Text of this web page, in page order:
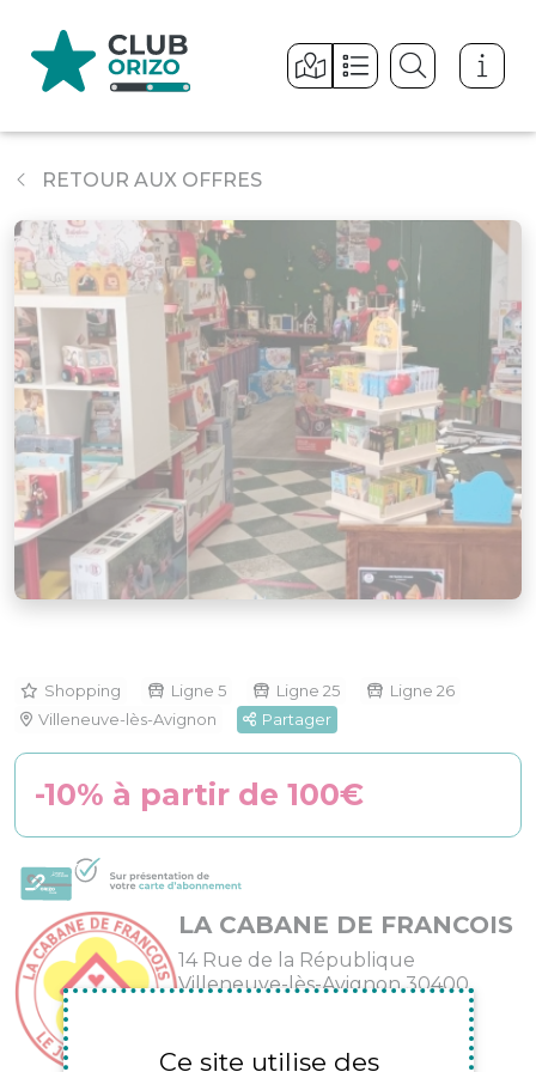
RETOUR AUX OFFRES
Shopping Ligne 5 Ligne 25
Ligne 26
Villeneuve-lès-Avignon
Partager
-10% à partir de 100€
LA CABANE DE FRANCOIS
14 Rue de la République
Villeneuve-lès-Avignon 30400
Ce site utilise des